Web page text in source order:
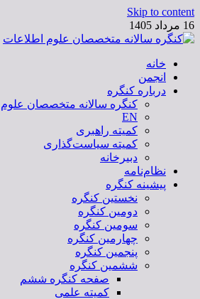
Skip to content
16 مرداد 1405
کنگره سالانه متخصصان علوم اطلاعات
خانه
انجمن
درباره کنگره
کنگره سالانه متخصصان علوم
EN
کمیته راهبری
کمیته سیاست‌گذاری
دبیرخانه
نظام‌نامه
پیشینه کنگره
نخستین کنگره
دومین کنگره
سومین کنگره
چهارمین کنگره
پنجمین کنگره
ششمین کنگره
صفحه کنگره ششم
کمیته علمی